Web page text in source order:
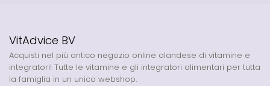
VitAdvice BV
Acquisti nel più antico negozio online olandese di vitamine e
integratori! Tutte le vitamine e gli integratori alimentari per tutta
la famiglia in un unico webshop.